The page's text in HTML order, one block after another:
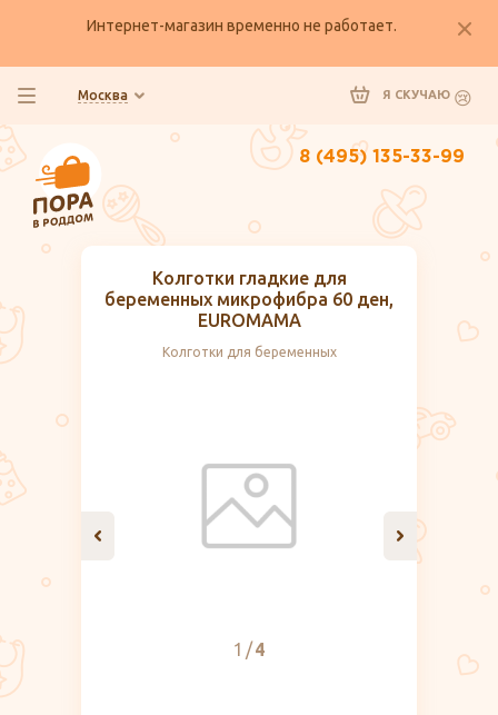
Интернет-магазин временно не работает.
Москва Я СКУЧАЮ
8 (495) 135-33-99
Колготки гладкие для
беременных микрофибра 60 ден,
EUROMAMA
Колготки для беременных
1 4